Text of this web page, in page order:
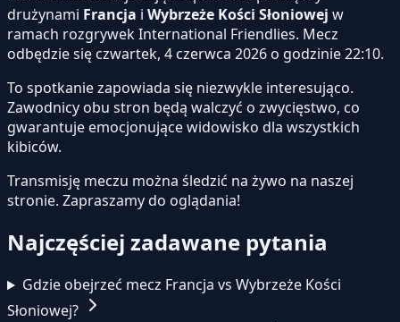
drużynami Francja i Wybrzeże Kości Słoniowej w
ramach rozgrywek International Friendlies. Mecz
odbędzie się czwartek, 4 czerwca 2026 o godzinie 22:10.
To spotkanie zapowiada się niezwykle interesująco.
Zawodnicy obu stron będą walczyć o zwycięstwo, co
gwarantuje emocjonujące widowisko dla wszystkich
kibiców.
Transmisję meczu można śledzić na żywo na naszej
stronie. Zapraszamy do oglądania!
Najczęściej zadawane pytania
Gdzie obejrzeć mecz Francja vs Wybrzeże Kości
Słoniowej?